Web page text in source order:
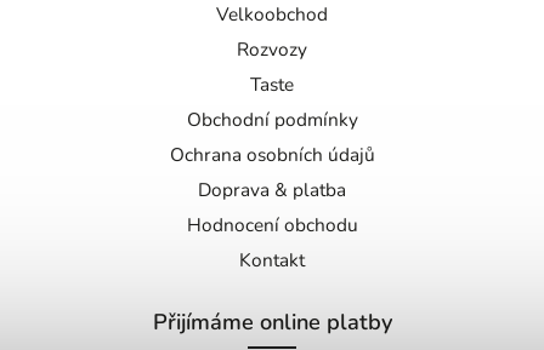
Velkoobchod
Rozvozy
Taste
Obchodní podmínky
Ochrana osobních údajů
Doprava & platba
Hodnocení obchodu
Kontakt
Přijímáme online platby